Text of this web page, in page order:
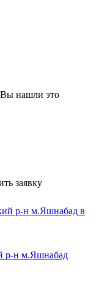
Вы нашли это
заявку
р-н м.Яшнабад